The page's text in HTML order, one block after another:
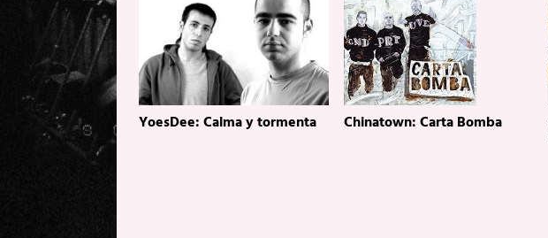
YoesDee: Calma y tormenta Chinatown: Carta Bomba